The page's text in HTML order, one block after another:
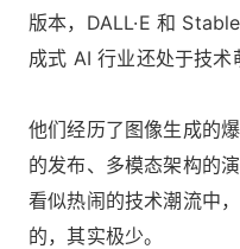
版本，DALL·E 和
成式 AI 行业还处于技术
他们经历了图像生成的
的发布、多模态架构的
看似热闹的技术潮流中
的，其实极少。